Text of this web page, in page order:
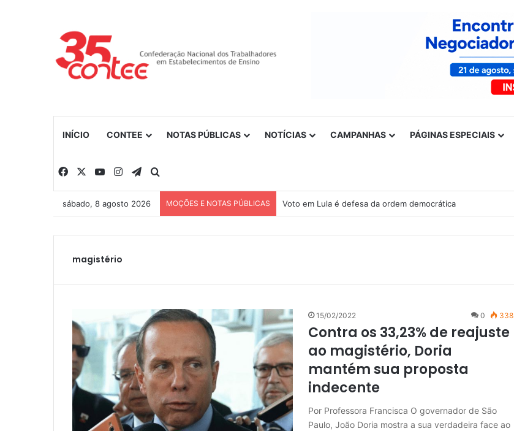
INÍCIO CONTEE NOTAS PÚBLICAS NOTÍCIAS CAMPANHAS PÁGINAS ESPECIAIS
Facebook YouTubeInstagramTelegram
sábado, 8 agosto 2026 MOÇÕES E NOTAS PÚBLICAS Voto em Lula é defesa da ordem democrática
magistério
15/02/2022 0 338
Contra os 33,23% de reajuste
ao magistério, Doria
mantém sua proposta
indecente
Por Professora Francisca O governador de São
Paulo, João Doria mostra a sua verdadeira face ao